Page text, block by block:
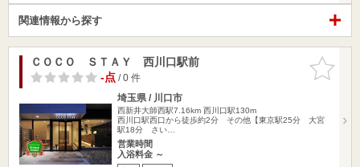
関連情報から探す
お気に入
りに追加
ＣＯＣＯ ＳＴＡＹ 西川口駅前
-点/ 0 件
埼玉県 / 川口市
西新井大師西駅7.16km 西川口駅130m
西川口駅西口から徒歩約2分 その他【東京駅25分 大宮
駅18分 さい…
営業時間
入浴料金 ～